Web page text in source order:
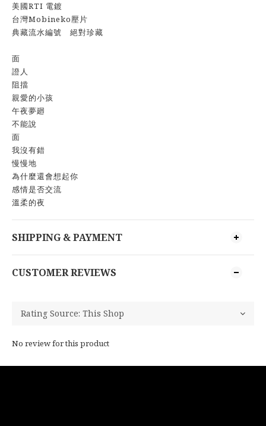
美國RTI 電鍍
台灣Mobineko壓片
典藏流水編號 絕對珍藏
面
證人
阻擋
親愛的小孩
午夜夢廻
不能說
面
我沒有錯
慢慢地
為什麼還會想起你
感情是否交流
溫柔的夜
SHIPPING & PAYMENT
CUSTOMER REVIEWS
No review for this product